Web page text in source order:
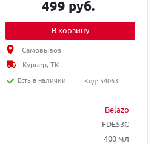
Belazo
FDE53C
400 мл
499 руб.
В корзину
Самовывоз
Курьер, ТК
Есть в наличии
Код: 54063